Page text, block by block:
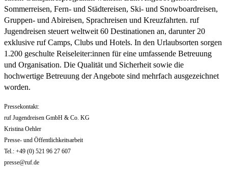
Sommerreisen, Fern- und Städtereisen, Ski- und Snowboardreisen,
Gruppen- und Abireisen, Sprachreisen und Kreuzfahrten. ruf
Jugendreisen steuert weltweit 60 Destinationen an, darunter 20
exklusive ruf Camps, Clubs und Hotels. In den Urlaubsorten sorgen
1.200 geschulte Reiseleiter:innen für eine umfassende Betreuung
und Organisation. Die Qualität und Sicherheit sowie die
hochwertige Betreuung der Angebote sind mehrfach ausgezeichnet
worden.
Pressekontakt:
ruf Jugendreisen GmbH & Co. KG
Kristina Oehler
Presse- und Öffentlichkeitsarbeit
Tel.: +49 (0) 521 96 27 607
presse@ruf.de